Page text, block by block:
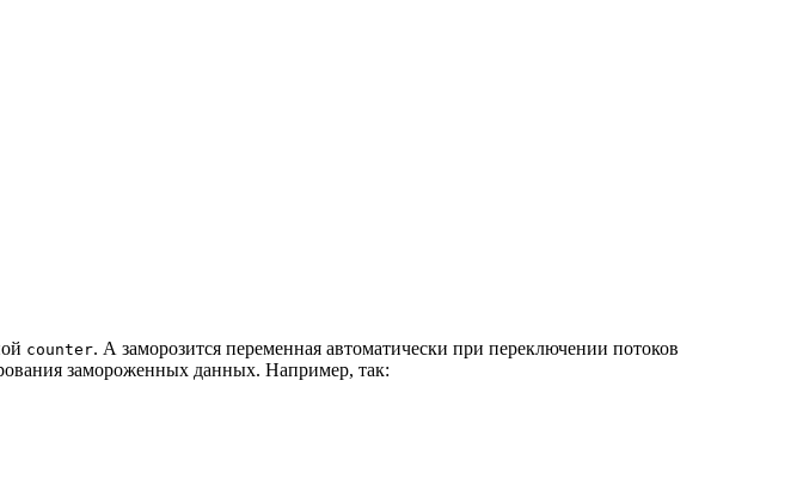
counter. А заморозится переменная автоматически при переключении потоков
замороженных данных. Например, так: